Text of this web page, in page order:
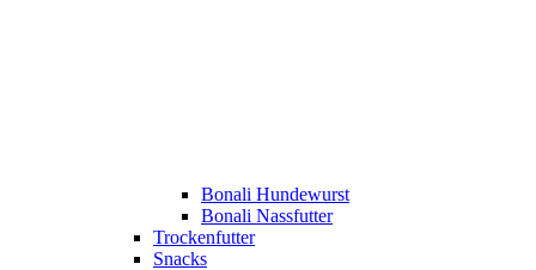
Bonali Hundewurst
Bonali Nassfutter
Trockenfutter
Snacks